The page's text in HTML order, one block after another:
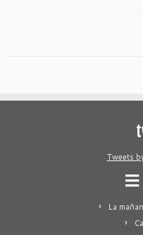
Tweets
La